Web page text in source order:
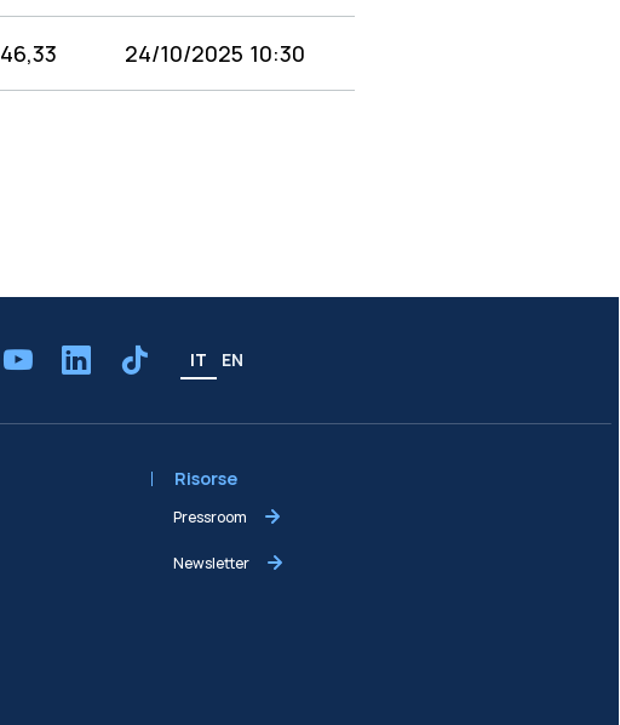
46,33 24/10/2025 10:30
IT EN
Risorse
Pressroom
Newsletter